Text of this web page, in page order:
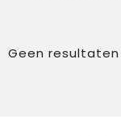
Geen